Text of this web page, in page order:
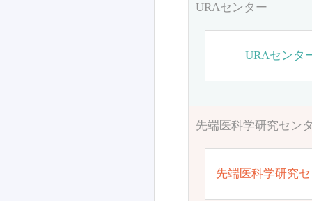
URAセンター
URAセンタ
先端医科学研究セン
先端医科学研究